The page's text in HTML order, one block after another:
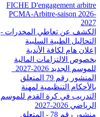
FICHE D'engagement arbitre
PCMA-Arbitre-saison 2026-
2027
الكشف عن تعاطي المخدرات -
التحاليل الطبية السلبية
إعلان هام لكافة الأندية
بخصوص الالتزامات المالية
للموسم الجديد 2026-2027_
المنشور رقم 79 المتعلق
بالأحكام التنظيمية لمهنة
التدريب في كرة القدم للموسم
الرياضي 2026-2027
منشور رقم 78 - المتعلق